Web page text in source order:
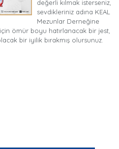
değerli kılmak isterseniz,
sevdikleriniz adına KEAL
Mezunlar Derneğine
ömür boyu hatırlanacak bir jest,
bir iyilik bırakmış olursunuz.